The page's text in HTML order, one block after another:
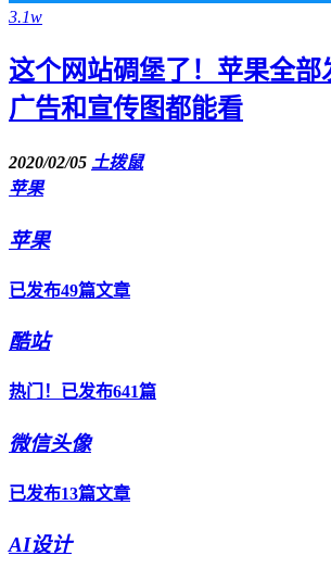
3.1w
这个网站碉堡了！苹果全部
广告和宣传图都能看
2020/02/05 土拨鼠
苹果
苹果
已发布49篇文章
酷站
热门！已发布641篇
微信头像
已发布13篇文章
AI设计